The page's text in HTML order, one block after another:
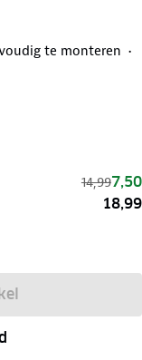
te monteren
14,997,50
18,99